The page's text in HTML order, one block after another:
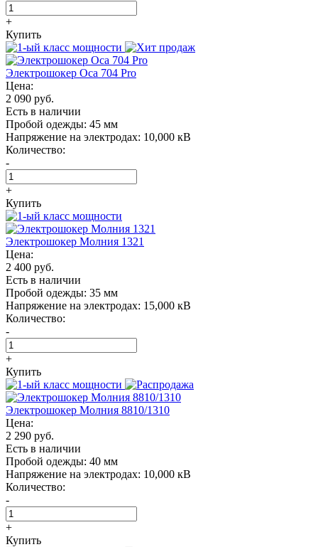
+
Купить
Электрошокер Oса 704 Pro
Цена:
2 090 руб.
Есть в наличии
Пробой одежды: 45 мм
Напряжение на электродах: 10,000 кВ
Количество:
-
+
Купить
Электрошокер Молния 1321
Цена:
2 400 руб.
Есть в наличии
Пробой одежды: 35 мм
Напряжение на электродах: 15,000 кВ
Количество:
-
+
Купить
Электрошокер Молния 8810/1310
Цена:
2 290 руб.
Есть в наличии
Пробой одежды: 40 мм
Напряжение на электродах: 10,000 кВ
Количество:
-
+
Купить